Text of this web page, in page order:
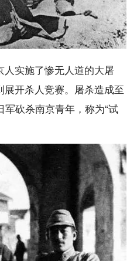
实施了惨无人道的大屠
展开杀人竞赛。屠杀造成至
军砍杀南京青年，称为“试